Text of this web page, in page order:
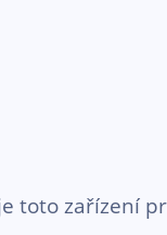
toto zařízení